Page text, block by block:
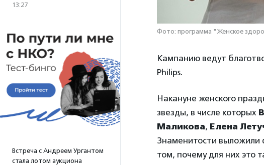
13:27
Встреча с Андреем Ургантом
стала лотом аукциона
Фото: программа "Женское
Кампанию ведут
Philips.
Накануне женского
звезды, в числе которых
Маликова, Елена
Знаменитости выложили
том, почему для них это